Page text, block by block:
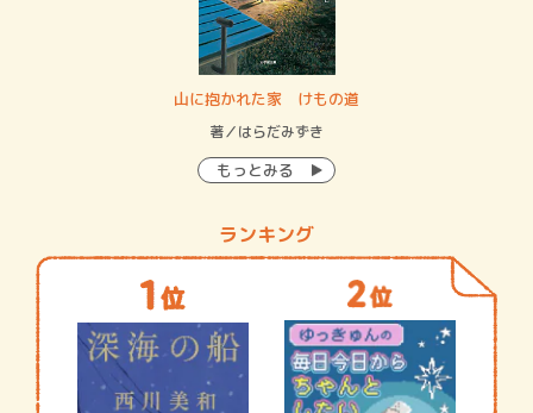
山に抱かれた家 けもの道
著／はらだみずき
もっとみる
ランキング